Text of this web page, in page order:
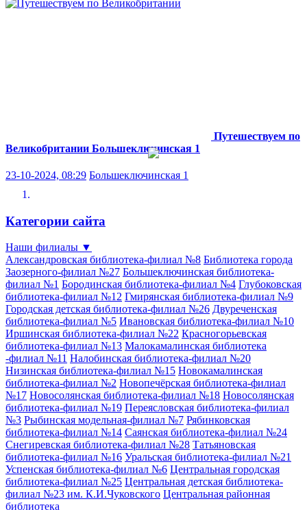
Путешествуем по
Великобритании Большеключинская 1
23-10-2024, 08:29 Большеключинская 1
Категории сайта
Наши филиалы ▼
Александровская библиотека-филиал №8 Библиотека города
Заозерного-филиал №27 Большеключинская библиотека-
филиал №1 Бородинская библиотека-филиал №4 Глубоковская
библиотека-филиал №12 Гмирянская библиотека-филиал №9
Городская детская библиотека-филиал №26 Двуреченская
библиотека-филиал №5 Ивановская библиотека-филиал №10
Иршинская библиотека-филиал №22 Красногорьевская
библиотека-филиал №13 Малокамалинская библиотека
-филиал №11 Налобинская библиотека-филиал №20
Низинская библиотека-филиал №15 Новокамалинская
библиотека-филиал №2 Новопечёрская библиотека-филиал
№17 Новосолянская библиотека-филиал №18 Новосолянская
библиотека-филиал №19 Переясловская библиотека-филиал
№3 Рыбинская модельная-филиал №7 Рябинковская
библиотека-филиал №14 Саянская библиотека-филиал №24
Снегиревская библиотека-филиал №28 Татьяновская
библиотека-филиал №16 Уральская библиотека-филиал №21
Успенская библиотека-филиал №6 Центральная городская
библиотека-филиал №25 Центральная детская библиотека-
филиал №23 им. К.И.Чуковского Центральная районная
библиотека